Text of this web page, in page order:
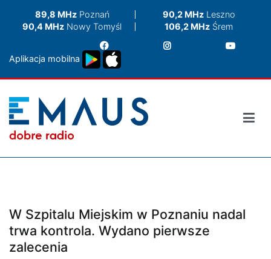
89,8 MHzPoznań 90,2 MHzLeszno
90,4 MHz Nowy Tomyśl 106,2 MHz Śrem
Aplikacja mobilna
W Szpitalu Miejskim w Poznaniu nadal
trwa kontrola. Wydano pierwsze
zalecenia